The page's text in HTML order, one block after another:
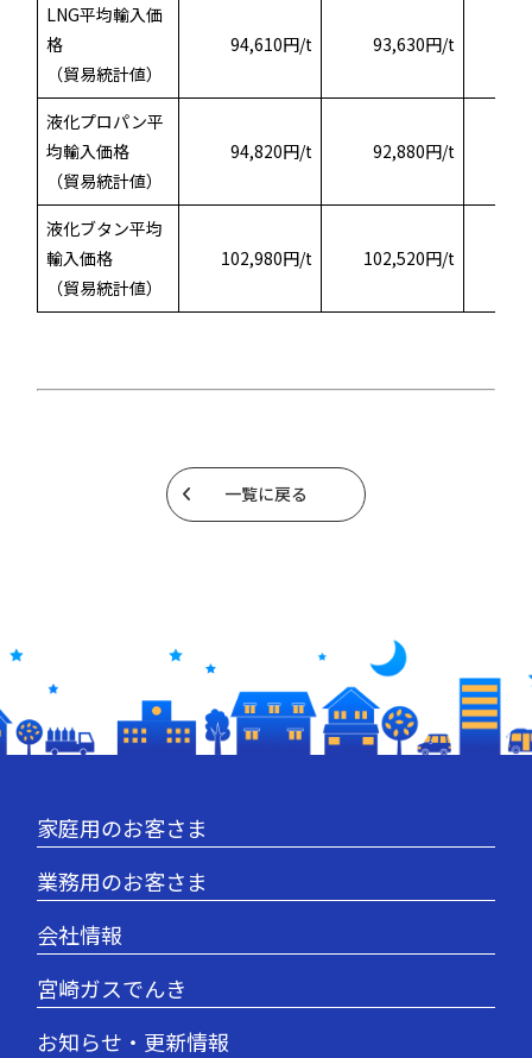
LNG平均輸入価
格
（貿易統計値）
94,610円/t 93,630円/t
液化プロパン平
均輸入価格
（貿易統計値）
94,820円/t 92,880円/t
液化ブタン平均
輸入価格
（貿易統計値）
102,980円/t 102,520円/t
一覧に戻る
家庭用のお客さま
業務用のお客さま
会社情報
宮崎ガスでんき
お知らせ・更新情報